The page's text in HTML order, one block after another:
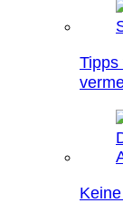
Tipps